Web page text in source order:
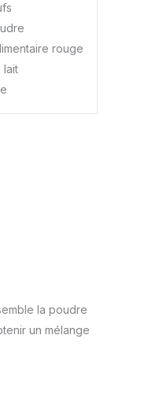
rouge
lait
la poudre
un mélange